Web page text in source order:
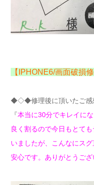
【IPHONE6/画面破損
◆◇◆修理後に頂いたご
『本当に30分でキレイに
良く割るので今日もとて
いましたが、こんなにス
安心です。ありがとうござ